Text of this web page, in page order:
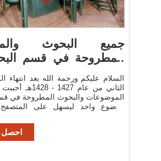
جميع البحوث
المطروحة في قسم
السلام عليكم ورحمة الله بعد انتهاء
الثاني من عام
الموضوعات والبحوث المطروحة في
موضوع واحد ليسهل على المتصفح
احصل